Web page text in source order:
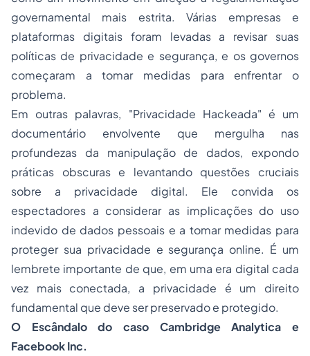
governamental mais estrita. Várias empresas e
plataformas digitais foram levadas a revisar suas
políticas de privacidade e segurança, e os governos
começaram a tomar medidas para enfrentar o
problema.
Em outras palavras, "Privacidade Hackeada" é um
documentário envolvente que mergulha nas
profundezas da manipulação de dados, expondo
práticas obscuras e levantando questões cruciais
sobre a privacidade digital. Ele convida os
espectadores a considerar as implicações do uso
indevido de dados pessoais e a tomar medidas para
proteger sua privacidade e segurança online. É um
lembrete importante de que, em uma era digital cada
vez mais conectada, a privacidade é um direito
fundamental que deve ser preservado e protegido.
O Escândalo do caso Cambridge Analytica e
Facebook Inc.